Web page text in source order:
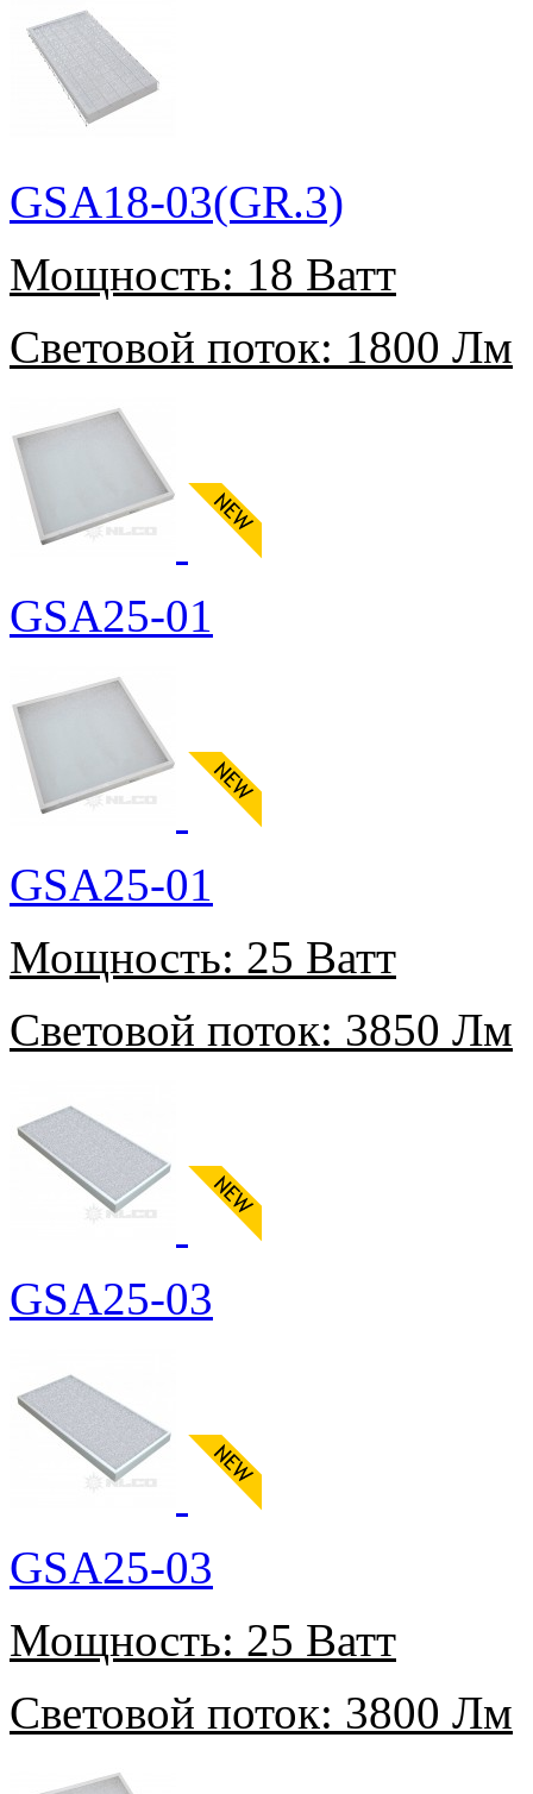
GSA18-03(GR.3)
Мощность: 18 Ватт
Световой поток: 1800 Лм
GSA25-01
GSA25-01
Мощность: 25 Ватт
Световой поток: 3850 Лм
GSA25-03
GSA25-03
Мощность: 25 Ватт
Световой поток: 3800 Лм